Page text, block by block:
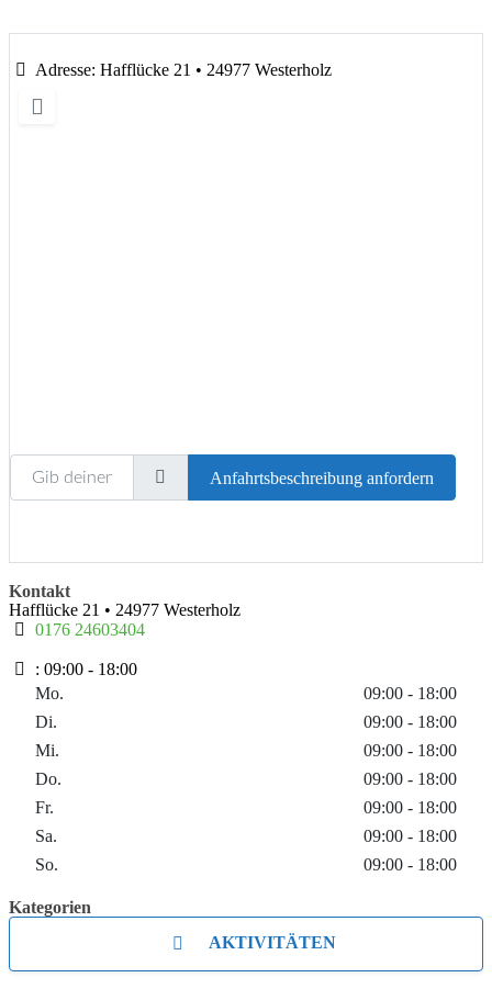
Adresse: Hafflücke 21 • 24977 Westerholz
Gib deinen Standort ein.
Anfahrtsbeschreibung anfordern
Kontakt
Hafflücke 21 • 24977 Westerholz
0176 24603404
: 09:00 - 18:00
Mo.
09:00 - 18:00
Di.
09:00 - 18:00
Mi.
09:00 - 18:00
Do.
09:00 - 18:00
Fr.
09:00 - 18:00
Sa.
09:00 - 18:00
So.
09:00 - 18:00
Kategorien
AKTIVITÄTEN